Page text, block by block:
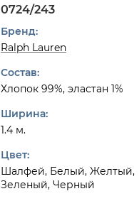
0724/243
Бренд:
Ralph Lauren
Состав:
Хлопок 99%, эластан 1%
Ширина:
1.4 м.
Цвет:
Шалфей, Белый, Желтый,
Зеленый, Черный